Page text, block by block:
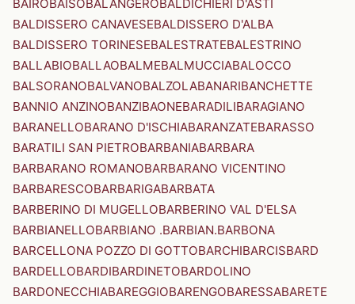
BAIROBAISOBALANGEROBALDICHIERI D'ASTI
BALDISSERO CANAVESEBALDISSERO D'ALBA
BALDISSERO TORINESEBALESTRATEBALESTRINO
BALLABIOBALLAOBALMEBALMUCCIABALOCCO
BALSORANOBALVANOBALZOLABANARIBANCHETTE
BANNIO ANZINOBANZIBAONEBARADILIBARAGIANO
BARANELLOBARANO D'ISCHIABARANZATEBARASSO
BARATILI SAN PIETROBARBANIABARBARA
BARBARANO ROMANOBARBARANO VICENTINO
BARBARESCOBARBARIGABARBATA
BARBERINO DI MUGELLOBARBERINO VAL D'ELSA
BARBIANELLOBARBIANO .BARBIAN.BARBONA
BARCELLONA POZZO DI GOTTOBARCHIBARCISBARD
BARDELLOBARDIBARDINETOBARDOLINO
BARDONECCHIABAREGGIOBARENGOBARESSABARETE